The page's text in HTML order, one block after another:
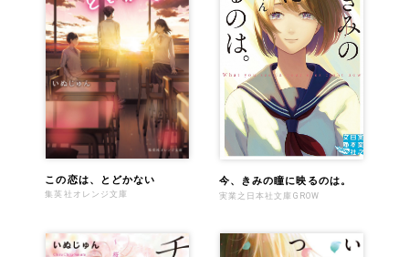
この恋は、とどかない
集英社オレンジ文庫
今、きみの瞳に映るのは。
実業之日本社文庫GROW